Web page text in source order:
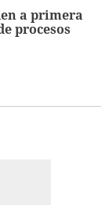
a primera
procesos